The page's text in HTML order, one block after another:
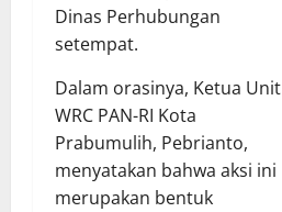
Dinas Perhubungan
setempat.
Dalam orasinya, Ketua Unit
WRC PAN-RI Kota
Prabumulih, Pebrianto,
menyatakan bahwa aksi ini
merupakan bentuk